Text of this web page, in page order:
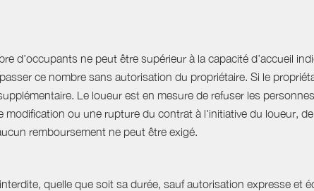
d’occupants ne peut être supérieur à la capacité d’accueil
ce nombre sans autorisation du propriétaire. Si le
Le loueur est en mesure de refuser les personnes
ou une rupture du contrat à l'initiative du loueur,
remboursement ne peut être exigé.
quelle que soit sa durée, sauf autorisation expresse et